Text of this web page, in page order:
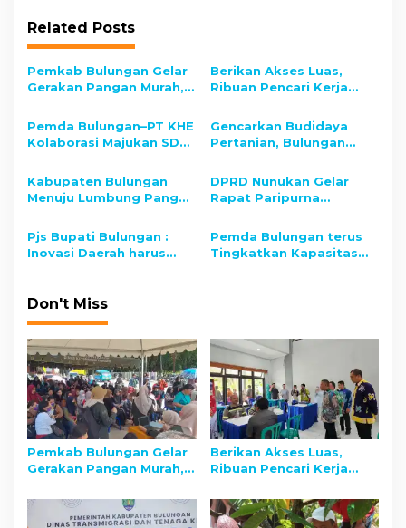
a
v
i
a
i
n
Related Posts
Pemkab Bulungan Gelar
Gerakan Pangan Murah,
dan Stabilitas Harga
Berikan Akses Luas,
Ribuan Pencari Kerja
2025
Pemda Bulungan–PT KHE
Kolaborasi Majukan SDM
untuk Pembangunan
Daerah
Gencarkan Budidaya
Pertanian, Bulungan
Kakao
Kabupaten Bulungan
Menuju Lumbung Pangan
Sawah Baru Siap di
Cetak
DPRD Nunukan Gelar
Rapat Paripurna
Wakil Bupati Terpilih
Periode 2025–2030
Pjs Bupati Bulungan :
Inovasi Daerah harus
Pemda Bulungan terus
Tingkatkan Kapasitas
Don't Miss
Pemkab Bulungan Gelar
Gerakan Pangan Murah,
dan Stabilitas Harga
Berikan Akses Luas,
Ribuan Pencari Kerja
2025